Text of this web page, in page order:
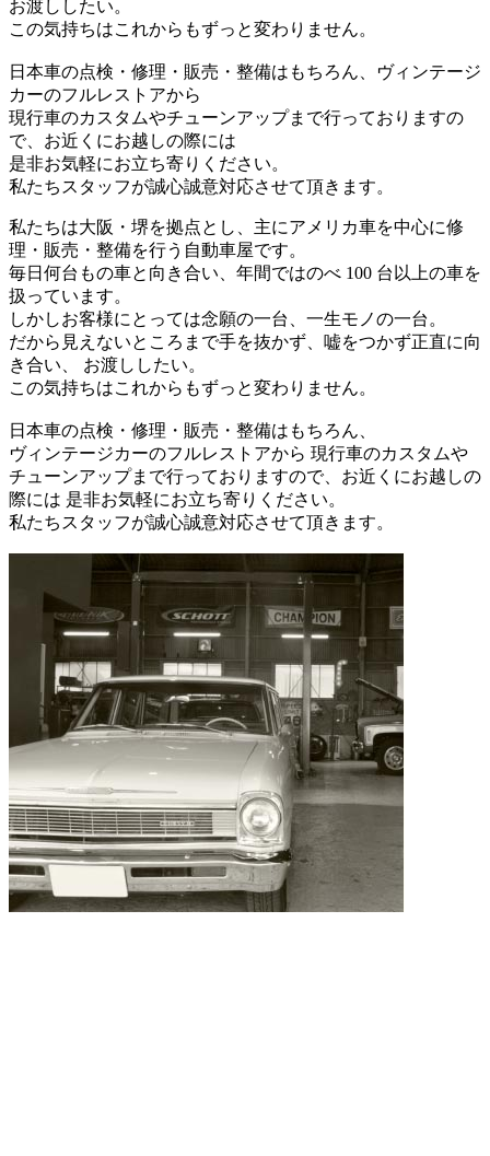
お渡ししたい。
この気持ちはこれからもずっと変わりません。
日本車の点検・修理・販売・整備はもちろん、ヴィンテージ
カーのフルレストアから
現行車のカスタムやチューンアップまで行っておりますの
で、お近くにお越しの際には
是非お気軽にお立ち寄りください。
私たちスタッフが誠心誠意対応させて頂きます。
私たちは大阪・堺を拠点とし、主にアメリカ車を中心に修
理・販売・整備を行う自動車屋です。
毎日何台もの車と向き合い、年間ではのべ 100 台以上の車を
扱っています。
しかしお客様にとっては念願の一台、一生モノの一台。
だから見えないところまで手を抜かず、嘘をつかず正直に向
き合い、 お渡ししたい。
この気持ちはこれからもずっと変わりません。
日本車の点検・修理・販売・整備はもちろん、
ヴィンテージカーのフルレストアから 現行車のカスタムや
チューンアップまで行っておりますので、お近くにお越しの
際には 是非お気軽にお立ち寄りください。
私たちスタッフが誠心誠意対応させて頂きます。